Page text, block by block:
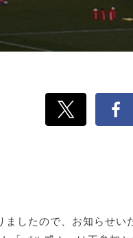
したので、お知らせい